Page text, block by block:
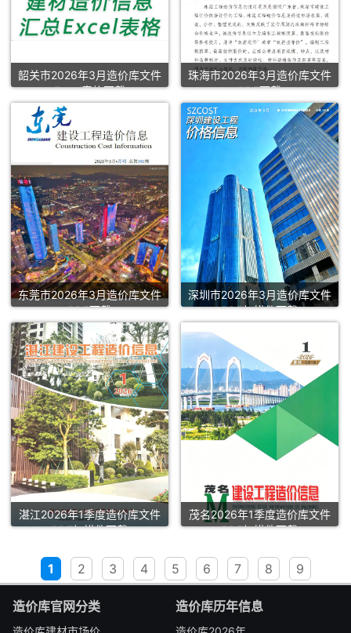
韶关市2026年3月造价库文件
Excel表格下载
珠海市2026年3月造价库文件
PDF下载
东莞市2026年3月造价库文件
PDF下载
深圳市2026年3月造价库文件
PDF扫描件下载
湛江2026年1季度造价库文件
PDF扫描件下载
茂名2026年1季度造价库文件
PDF扫描件下载
1 2 3 4 5 6 7 8 9
造价库官网分类 造价库历年信息